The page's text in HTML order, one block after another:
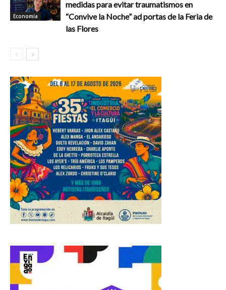
Economía
medidas para evitar traumatismos en
“Convive la Noche” ad portas de la Feria de
las Flores